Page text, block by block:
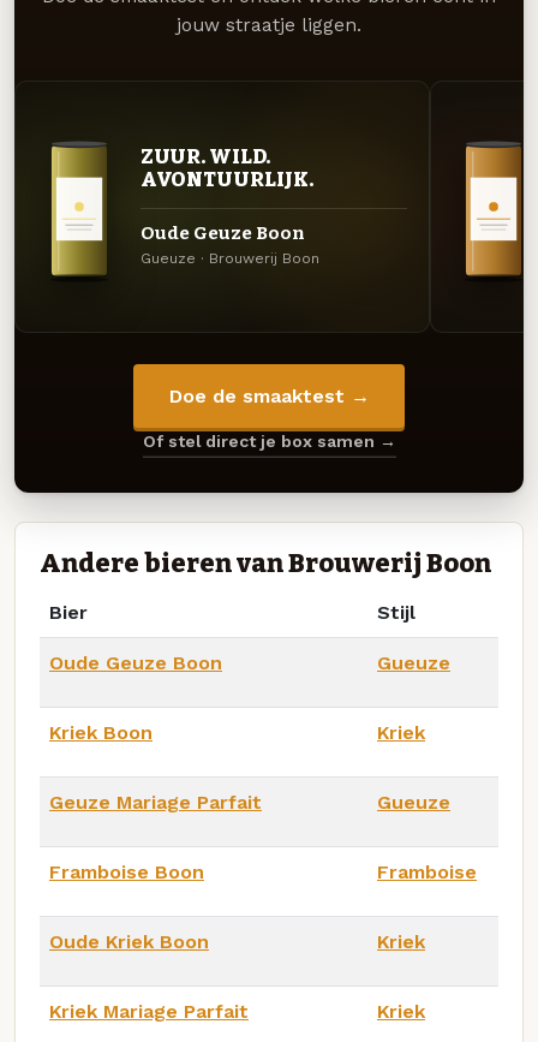
jouw straatje liggen.
ZUUR. WILD.
AVONTUURLIJK.
Oude Geuze Boon
Gueuze · Brouwerij Boon
Doe de smaaktest →
Of stel direct je box samen →
Andere bieren van Brouwerij Boon
Bier Stijl
Oude Geuze Boon Gueuze
Kriek Boon Kriek
Geuze Mariage Parfait Gueuze
Framboise Boon Framboise
Oude Kriek Boon Kriek
Kriek Mariage Parfait Kriek